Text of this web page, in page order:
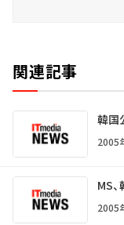
関連記事
韓国
2005
MS
2005